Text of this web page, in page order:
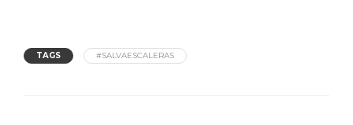
TAGS #SALVAESCALERAS